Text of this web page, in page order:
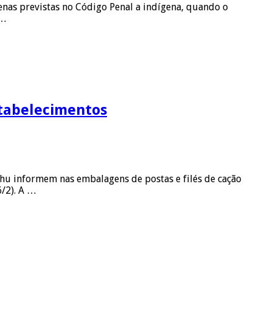
previstas no Código Penal a indígena, quando o
informem nas embalagens de postas e filés de cação
2). A …